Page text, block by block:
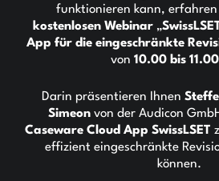
funktionieren kann, erfahren
kostenlosen Webinar„
App für die eingeschränkte
von10.00 bis
Darin präsentieren Ihnen
Simeonvon der Audicon
Caseware Cloud App SwissLSET
effizient eingeschränkte
können.